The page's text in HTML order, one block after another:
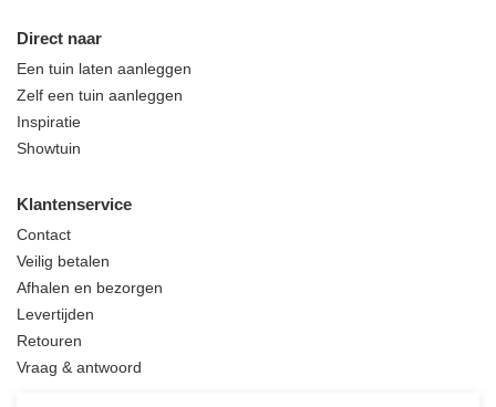
Direct naar
Een tuin laten aanleggen
Zelf een tuin aanleggen
Inspiratie
Showtuin
Klantenservice
Contact
Veilig betalen
Afhalen en bezorgen
Levertijden
Retouren
Vraag & antwoord